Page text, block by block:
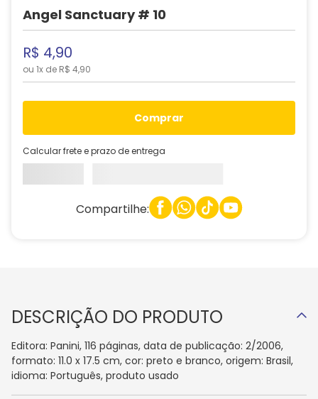
Angel Sanctuary # 10
R$ 4,90
ou 1x de R$ 4,90
comprar
Calcular frete e prazo de entrega
Compartilhe:
DESCRIÇÃO DO PRODUTO
Editora: Panini, 116 páginas, data de publicação: 2/2006,
formato: 11.0 x 17.5 cm, cor: preto e branco, origem: Brasil,
idioma: Português, produto usado